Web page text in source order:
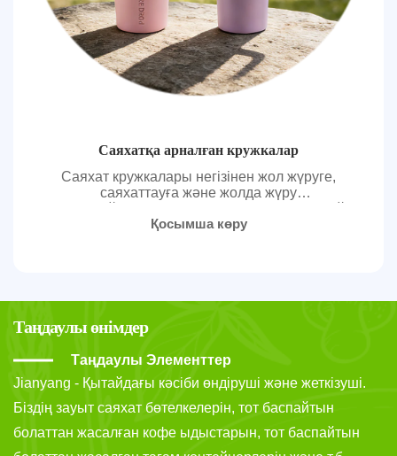
Саяхатқа арналған кружкалар
Саяхат кружкалары негізінен жол жүруге,
саяхаттауға және жолда жүру
немесе басқа сусындарды ішуге өте
дизайнында Цзяньян нақты пайдалану
кезінде қауіпсіздік пен беріктікке көбірек көңіл
Қосымша көру
Таңдаулы өнімдер
Таңдаулы Элементтер
Jianyang - Қытайдағы кәсіби өндіруші және жеткізуші.
Біздің зауыт саяхат бөтелкелерін, тот баспайтын
болаттан жасалған кофе ыдыстарын, тот баспайтын